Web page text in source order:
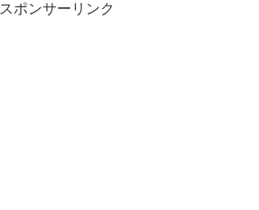
スポンサーリンク